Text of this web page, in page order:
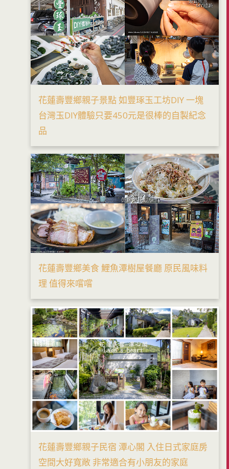
花蓮壽豐鄉親子景點 如豐琢玉工坊DIY 一塊
台灣玉DIY體驗只要450元是很棒的自製紀念
品
花蓮壽豐鄉美食 鯉魚潭樹屋餐廳 原民風味料
理 值得來嚐嚐
花蓮壽豐鄉親子民宿 潭心閣 入住日式家庭房
空間大好寬敞 非常適合有小朋友的家庭